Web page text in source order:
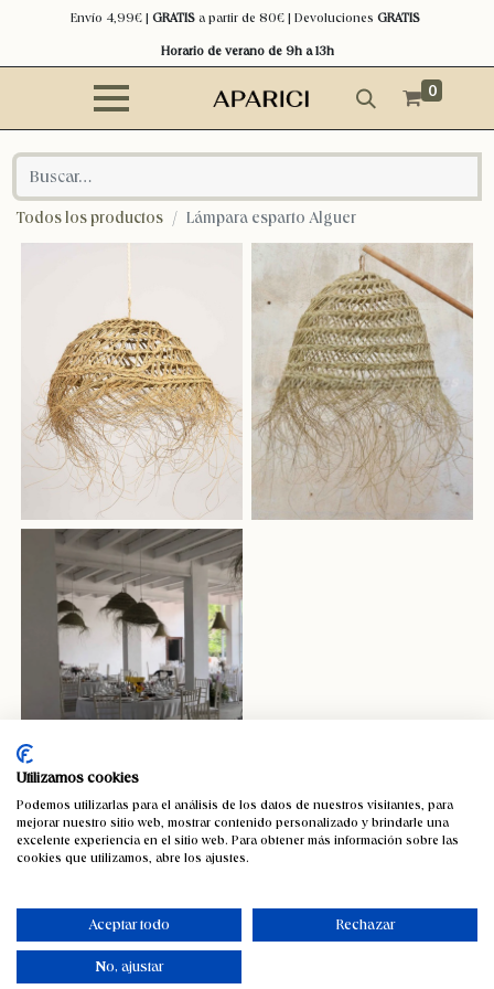
Envío 4,99€ | GRATISa partir de 80€ | Devoluciones GRATIS
Horario de verano de 9h a 13h
0
Todos los productos Lámpara esparto Alguer
Lámpara esparto Alguer
Pequeño
Grande
Utilizamos cookies
Podemos utilizarlas para el análisis de los datos de nuestros visitantes, para
mejorar nuestro sitio web, mostrar contenido personalizado y brindarle una
excelente experiencia en el sitio web. Para obtener más información sobre las
cookies que utilizamos, abre los ajustes.
Aceptar todo Rechazar
No, ajustar